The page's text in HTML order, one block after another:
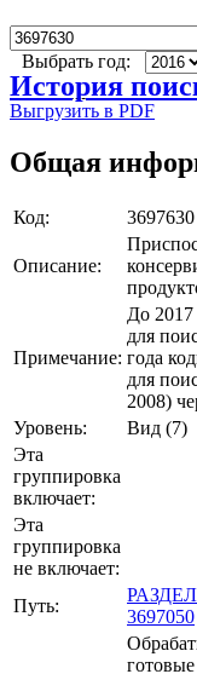
Выбрать год:
История
Выгрузить в PDF
Общая
Код: 3697630
Описание:
Примечание:
До
для
года
для
2008)
Уровень:
Вид (7)
Эта
группировка
включает:
Эта
группировка
не включает:
Путь:
3697050